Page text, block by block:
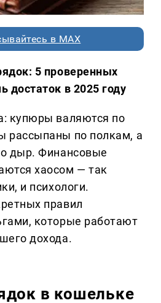
в MAX
5 проверенных
достаток в 2025 году
купюры валяются по
рассыпаны по полкам, а
дыр. Финансовые
хаосом — так
и психологи.
правил
которые работают
дохода.
в кошельке